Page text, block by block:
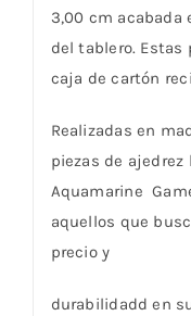
3,00 cm acabada
del tablero. Estas
caja de cartón
Realizadas en
piezas de
Aquamarine
aquellos que
precio y
durabilidadd en